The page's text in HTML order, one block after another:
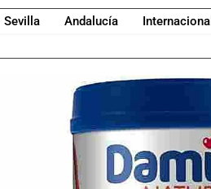
Sevilla Andalucía Internacional